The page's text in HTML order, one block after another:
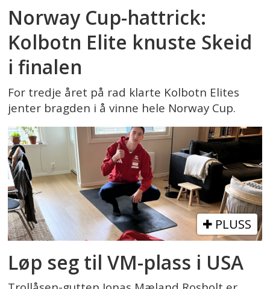
Norway Cup-hattrick:
Kolbotn Elite knuste Skeid
i finalen
For tredje året på rad klarte Kolbotn Elites
jenter bragden i å vinne hele Norway Cup.
PLUSS
Løp seg til VM-plass i USA